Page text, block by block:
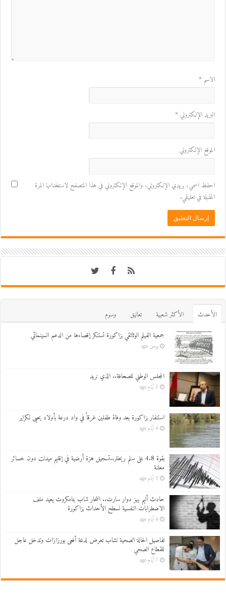
الاسم *
البريد الإلكتروني *
الموقع الإلكتروني
احفظ اسمي، بريدي الإلكتروني، والموقع الإلكتروني في هذا المتصفح لاستخدامها المرة
المقبلة في تعليقي.
اﻷحدث اﻷكثر شعبية تعاليق
وسوم
جمعية الفيلم الوثائقي بزاكورة تستنكر إقصاءها من الدعم السينمائي
يومين ago
المجلس الوطني للصحافة.. الذي نريد
3 أيام ago
استنفار بزاكورة بعد وفاة طفلين غرقاً في واد درعة بأولاد يحيى لكراير
4 أيام ago
بقوة 4.8 على سلم ريختر..تسجيل هزة أرضية في إقليم ميدلت دون خسائر
معلنة
5 أيام ago
حادث أليم يهز دوار سارت.. انتحار شاب بتامكروت يعيد ملف
الاضطرابات النفسية لسطح الأحداث بزاكورة
6 أيام ago
تفاصيل الحالة الصحية لشاب تعرض لدغة أفعى بورزازات وتدخل عاجل
للقطاع الصحي
7 أيام ago